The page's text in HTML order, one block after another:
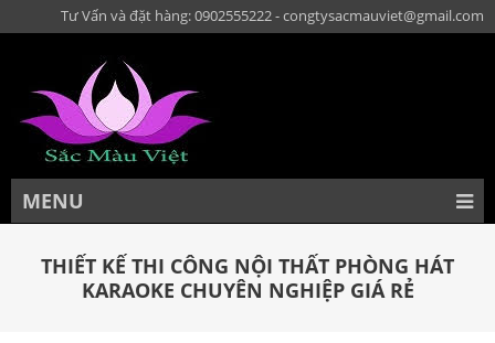
Tư Vấn và đặt hàng: 0902555222 - congtysacmauviet@gmail.com
MENU
THIẾT KẾ THI CÔNG NỘI THẤT PHÒNG HÁT
KARAOKE CHUYÊN NGHIỆP GIÁ RẺ